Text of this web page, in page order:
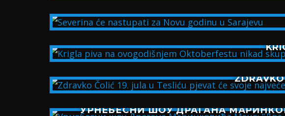
УРНЕБЕСНИ ШОУ ДРАГАНА